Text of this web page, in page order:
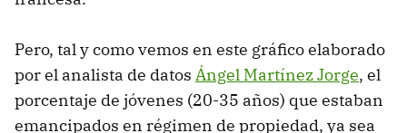
Pero, tal y como vemos en este gráfico elaborado
por el analista de datos Ángel Martínez Jorge, el
porcentaje de jóvenes (20-35 años) que estaban
emancipados en régimen de propiedad, ya sea